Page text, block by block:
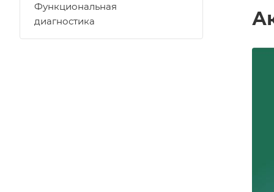
Функциональная
диагностика